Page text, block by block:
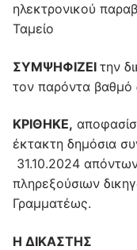
ηλεκτρονικού
Ταμείο
ΣΥΜΨΗΦΙΖΕΙ την
τον παρόντα βαθμό
ΚΡΙΘΗΚΕ,
έκτακτη δημόσια
31.10.2024
πληρεξούσιων
Γραμματέως.
Η